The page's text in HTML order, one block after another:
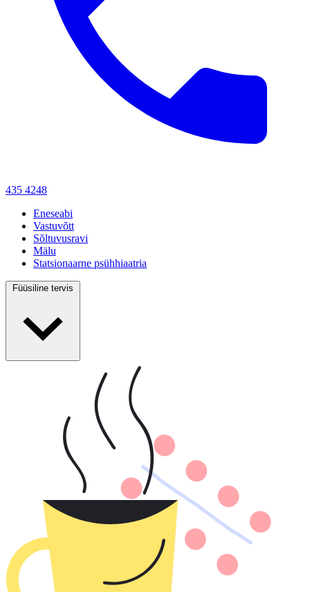
435 4248
Eneseabi
Vastuvõtt
Sõltuvusravi
Mälu
Statsionaarne psühhiaatria
Füüsiline tervis